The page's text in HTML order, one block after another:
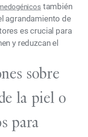
también
agrandamiento de
es crucial para
y reduzcan el
sobre
la piel o
para